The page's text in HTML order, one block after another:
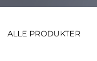
ALLE PRODUKTER